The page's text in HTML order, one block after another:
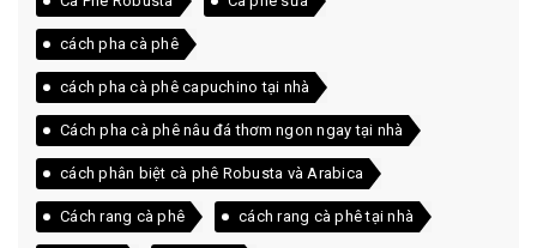
cách pha cà phê
cách pha cà phê capuchino tại nhà
Cách pha cà phê nâu đá thơm ngon ngay tại nhà
cách phân biệt cà phê Robusta và Arabica
Cách rang cà phê cách rang cà phê tại nhà